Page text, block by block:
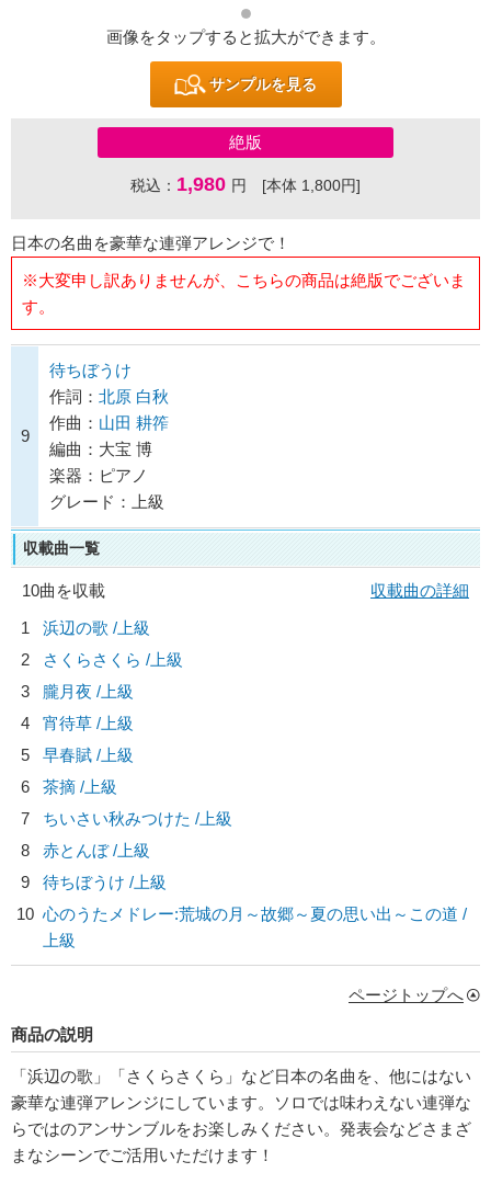
画像をタップすると拡大ができます。
サンプルを見る
絶版
税込： 1,980 円 [本体 1,800円]
日本の名曲を豪華な連弾アレンジで！
※大変申し訳ありませんが、こちらの商品は絶版でございま
す。
9
待ちぼうけ
作詞： 北原 白秋
作曲： 山田 耕筰
編曲：大宝 博
楽器：ピアノ
グレード：上級
収載曲一覧
10曲を収載
収載曲の詳細
1
浜辺の歌 /上級
2
さくらさくら /上級
3
朧月夜 /上級
4
宵待草 /上級
5
早春賦 /上級
6
茶摘 /上級
7
ちいさい秋みつけた /上級
8
赤とんぼ /上級
9
待ちぼうけ /上級
10 心のうたメドレー:荒城の月～故郷～夏の思い出～この道 /
上級
ページトップへ
商品の説明
「浜辺の歌」「さくらさくら」など日本の名曲を、他にはない
豪華な連弾アレンジにしています。ソロでは味わえない連弾な
らではのアンサンブルをお楽しみください。発表会などさまざ
まなシーンでご活用いただけます！